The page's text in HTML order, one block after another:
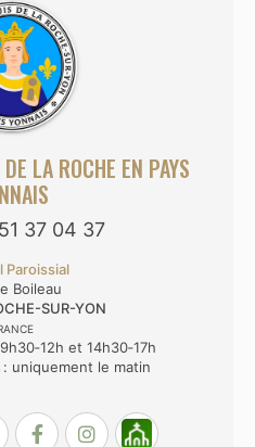
LA ROCHE EN PAYS
37 04 37
Paroissial
Boileau
SUR-YON
et 14h30‑17h
: uniquement le matin